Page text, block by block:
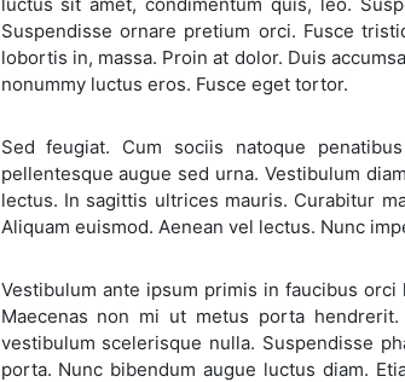
Suspendisse ornare pretium orci. Fusce
lobortis in, massa. Proin at dolor. Duis
nonummy luctus eros. Fusce eget tortor.
Sed feugiat. Cum sociis natoque
pellentesque augue sed urna. Vestibulum
lectus. In sagittis ultrices mauris. Curabitur
Aliquam euismod. Aenean vel lectus. Nunc
Vestibulum ante ipsum primis in faucibus
Maecenas non mi ut metus porta
vestibulum scelerisque nulla. Suspendisse
porta. Nunc bibendum augue luctus diam.